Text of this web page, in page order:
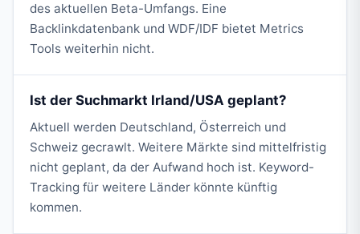
des aktuellen Beta-Umfangs. Eine
Backlinkdatenbank und WDF/IDF bietet Metrics
Tools weiterhin nicht.
Ist der Suchmarkt Irland/USA geplant?
Aktuell werden Deutschland, Österreich und
Schweiz gecrawlt. Weitere Märkte sind mittelfristig
nicht geplant, da der Aufwand hoch ist. Keyword-
Tracking für weitere Länder könnte künftig
kommen.